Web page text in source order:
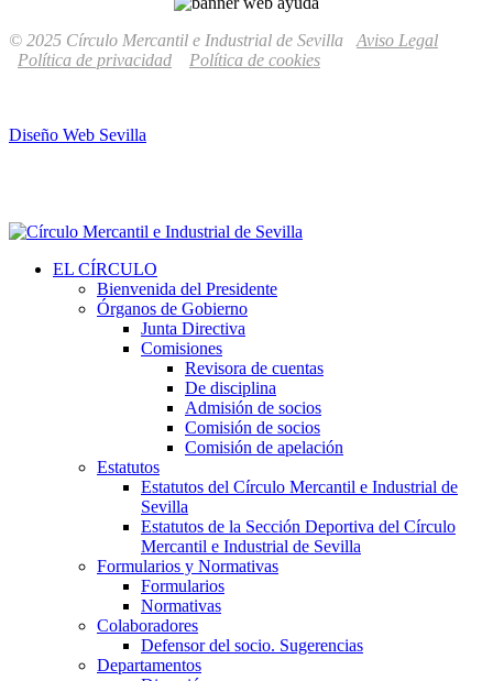
© 2025 Círculo Mercantil e Industrial de Sevilla Aviso Legal
Política de privacidad
Política de cookies
Diseño Web Sevilla
EL CÍRCULO
Bienvenida del Presidente
Órganos de Gobierno
Junta Directiva
Comisiones
Revisora de cuentas
De disciplina
Admisión de socios
Comisión de socios
Comisión de apelación
Estatutos
Estatutos del Círculo Mercantil e Industrial de
Sevilla
Estatutos de la Sección Deportiva del Círculo
Mercantil e Industrial de Sevilla
Formularios y Normativas
Formularios
Normativas
Colaboradores
Defensor del socio. Sugerencias
Departamentos